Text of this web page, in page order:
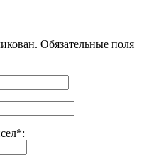
Обязательные поля